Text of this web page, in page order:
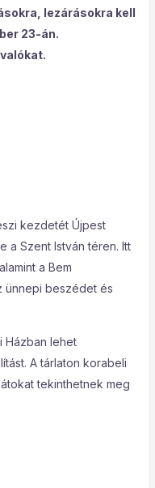
lezárásokra kell
23-án.
kezdetét Újpest
a Szent István téren. Itt
a Bem
ünnepi beszédet és
Házban lehet
A tárlaton korabeli
tekinthetnek meg